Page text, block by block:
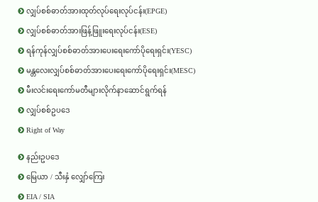
လျှပ်စစ်ဓာတ်အားထုတ်လုပ်ရေးလုပ်ငန်း(EPGE)
လျှပ်စစ်ဓာတ်အားဖြန့်ဖြူးရေးလုပ်ငန်း(ESE)
ရန်ကုန်လျှပ်စစ်ဓာတ်အားပေးရေးကော်ပိုရေးရှင်း(YESC)
မန္တလေးလျှပ်စစ်ဓာတ်အားပေးရေးကော်ပိုရေးရှင်း(MESC)
မီးလင်းရေးကော်မတီများလိုက်နာဆောင်ရွက်ရန်
လျှပ်စစ်ဥပဒေ
Right of Way
နည်းဥပဒေ
မြေယာ / သီးနှံ လျှော်ကြေး
EIA / SIA